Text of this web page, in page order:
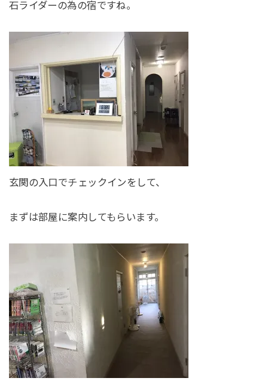
石ライダーの為の宿ですね。
玄関の入口でチェックインをして、
まずは部屋に案内してもらいます。